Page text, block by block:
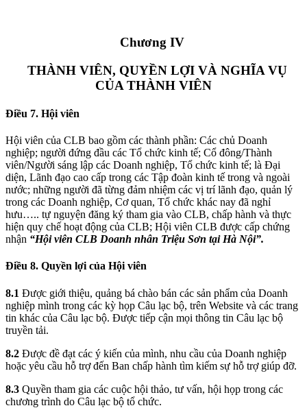
Chương IV
THÀNH VIÊN, QUYỀN LỢI VÀ NGHĨA VỤ
CỦA THÀNH VIÊN
Điều 7. Hội viên
Hội viên của CLB bao gồm các thành phần: Các chủ Doanh
nghiệp; người đứng đầu các Tổ chức kinh tế; Cổ đông/Thành
viên/Người sáng lập các Doanh nghiệp, Tổ chức kinh tế; là Đại
diện, Lãnh đạo cao cấp trong các Tập đoàn kinh tế trong và ngoài
nước; những người đã từng đảm nhiệm các vị trí lãnh đạo, quản lý
trong các Doanh nghiệp, Cơ quan, Tổ chức khác nay đã nghỉ
hưu….. tự nguyện đăng ký tham gia vào CLB, chấp hành và thực
hiện quy chế hoạt động của CLB; Hội viên CLB được cấp chứng
nhận “Hội viên CLB Doanh nhân Triệu Sơn tại Hà Nội”.
Điều 8. Quyền lợi của Hộiviên
8.1 Được giới thiệu, quảng bá chào bán các sản phẩm của Doanh
nghiệp mình trong các kỳ họp Câu lạc bộ, trên Website và các trang
tin khác của Câu lạc bộ. Được tiếp cận mọi thông tin Câu lạc bộ
truyền tải.
8.2 Được đề đạt các ý kiến của mình, nhu cầu của Doanh nghiệp
hoặc yêu cầu hỗ trợ đến Ban chấp hành tìm kiếm sự hỗ trợ giúp đỡ.
8.3 Quyền tham gia các cuộc hội thảo, tư vấn, hội họp trong các
chương trình do Câu lạc bộ tổ chức.